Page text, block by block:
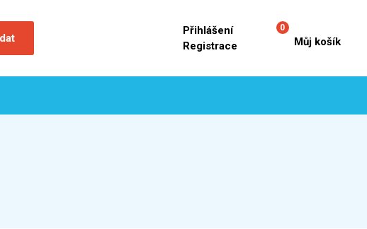
Přihlášení
Registrace
0
Můj košík